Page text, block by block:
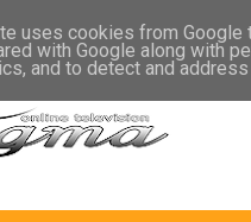
U.S.A. AUSTRALIA
uses cookies from Google
with Google along with
and to detect and address